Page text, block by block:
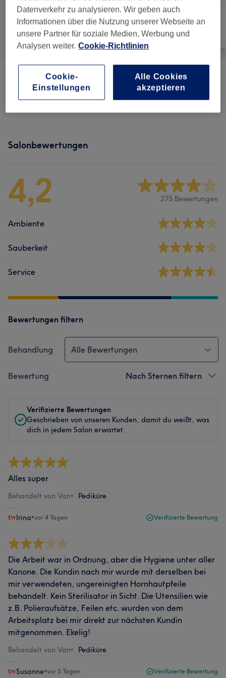
Alle Nägel
(1) ab 15 €
Salonbewertungen
4,2 275 Bewertungen
Ambiente
Sauberkeit
Service
Bewertungen filtern
Behandlung Alle Bewertungen
Bewertung Nach Sternen filtern
Verifizierte Bewertungen
Geschrieben von unseren Kunden, damit du weißt, was
dich in jedem Salon erwartet.
Alles super
Behandelt von Van• Pediküre
Irina•vor 4 Tagen Verifizierte Bewertung
Die Arbeit war in Ordnung, aber die Hygiene unter aller
Kanone. Die Kundin nach mir wurde mit derselben bei
mir verwendeten, ungereinigten Hornhautpfeile
behandelt. Kein Sterilisator in Sicht. Die Utensilien wie
z.B. Polieraufsätze, Feilen etc. wurden von dem
Arbeitsplatz bei mir direkt zur nächsten Kundin
mitgenommen. Ekelig!
Behandelt von Van• Pediküre
Susanne•vor 5 Tagen Verifizierte Bewertung
Datenverkehr zu analysieren. Wir geben auch
Informationen über die Nutzung unserer Webseite an
unsere Partner für soziale Medien, Werbung und
Analysen weiter. Cookie-Richtlinien
Cookie-
Einstellungen
Alle Cookies
akzeptieren